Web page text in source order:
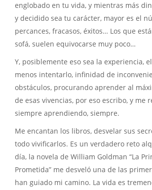
englobado en tu vida, y mientras más
y decidido sea tu carácter, mayor es el
percances, fracasos, éxitos… Los que
sofá, suelen equivocarse muy poco…
Y, posiblemente eso sea la experiencia,
menos intentarlo, infinidad de
obstáculos, procurando aprender al
de esas vivencias, por eso escribo, y me
siempre aprendiendo, siempre.
Me encantan los libros, desvelar sus
todo vivificarlos. Es un verdadero reto
día, la novela de William Goldman “La
Prometida” me desveló una de las
han guiado mi camino. La vida es